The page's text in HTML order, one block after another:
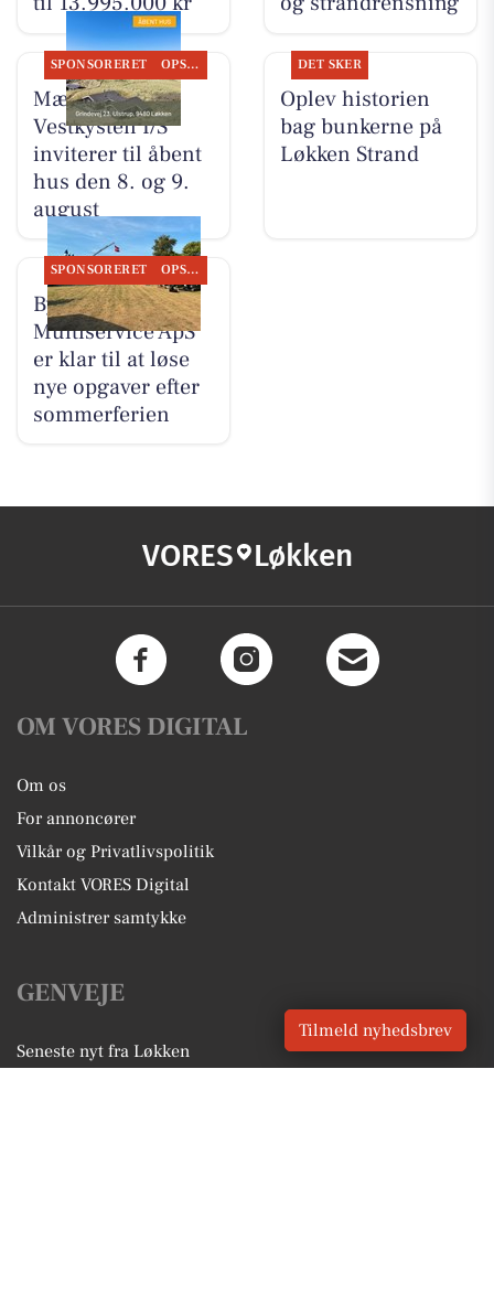
SPONSORERET OPSLAGSTAVLEN
Mæglerhuset
Vestkysten I/S
inviterer til åbent
hus den 8. og 9.
august
DET SKER
Oplev historien
bag bunkerne på
Løkken Strand
SPONSORERET OPSLAGSTAVLEN
Byrdal
Multiservice ApS
er klar til at løse
nye opgaver efter
sommerferien
VORES Løkken
OM VORES DIGITAL
Om os
For annoncører
Vilkår og Privatlivspolitik
Kontakt VORES Digital
Administrer samtykke
GENVEJE
Seneste nyt fra Løkken
Tilmeld nyhedsbrev